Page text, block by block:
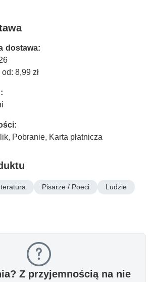
dostawa:
8,99 zł
Pobranie, Karta płatnicza
Pisarze / Poeci
Ludzie
Z przyjemnością na nie